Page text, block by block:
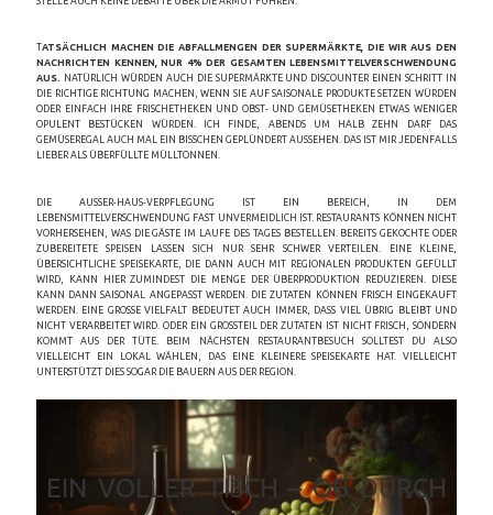
TATSÄCHLICH MACHEN DIE ABFALLMENGEN DER SUPERMÄRKTE, DIE WIR AUS DEN
NACHRICHTEN KENNEN, NUR 4% DER GESAMTEN LEBENSMITTELVERSCHWENDUNG
AUS. NATÜRLICH WÜRDEN AUCH DIE SUPERMÄRKTE UND DISCOUNTER EINEN SCHRITT IN
DIE RICHTIGE RICHTUNG MACHEN, WENN SIE AUF SAISONALE PRODUKTE SETZEN WÜRDEN
ODER EINFACH IHRE FRISCHETHEKEN UND OBST- UND GEMÜSETHEKEN ETWAS WENIGER
OPULENT BESTÜCKEN WÜRDEN. ICH FINDE, ABENDS UM HALB ZEHN DARF DAS
GEMÜSEREGAL AUCH MAL EIN BISSCHEN GEPLÜNDERT AUSSEHEN. DAS IST MIR JEDENFALLS
LIEBER ALS ÜBERFÜLLTE MÜLLTONNEN.
DIE AUSSER-HAUS-VERPFLEGUNG IST EIN BEREICH, IN DEM L
EBENSMITTELVERSCHWENDUNG FAST UNVERMEIDLICH IST. RESTAURANTS KÖNNEN NICHT V
ORHERSEHEN, WAS DIE GÄSTE IM LAUFE DES TAGES BESTELLEN. BEREITS GEKOCHTE ODER Z
UBEREITETE SPEISEN LASSEN SICH NUR SEHR SCHWER VERTEILEN. EINE KLEINE, Ü
BERSICHTLICHE SPEISEKARTE, DIE DANN AUCH MIT REGIONALEN PRODUKTEN GEFÜLLT W
IRD, KANN HIER ZUMINDEST DIE MENGE DER ÜBERPRODUKTION REDUZIEREN. DIESE K
ANN DANN SAISONAL ANGEPASST WERDEN. DIE ZUTATEN KÖNNEN FRISCH EINGEKAUFT W
ERDEN. EINE GROSSE VIELFALT BEDEUTET AUCH IMMER, DASS VIEL ÜBRIG BLEIBT UND NI
CHT VERARBEITET WIRD. ODER EIN GROSSTEIL DER ZUTATEN IST NICHT FRISCH, SONDERN KOM
MT AUS DER TÜTE. BEIM NÄCHSTEN RESTAURANTBESUCH SOLLTEST DU ALSO VIE
LLEICHT EIN LOKAL WÄHLEN, DAS EINE KLEINERE SPEISEKARTE HAT. VIELLEICHT UNT
ERSTÜTZT DIES SOGAR DIE BAUERN AUS DER REGION.
EIN VOLLER TISCH – OB DURCH